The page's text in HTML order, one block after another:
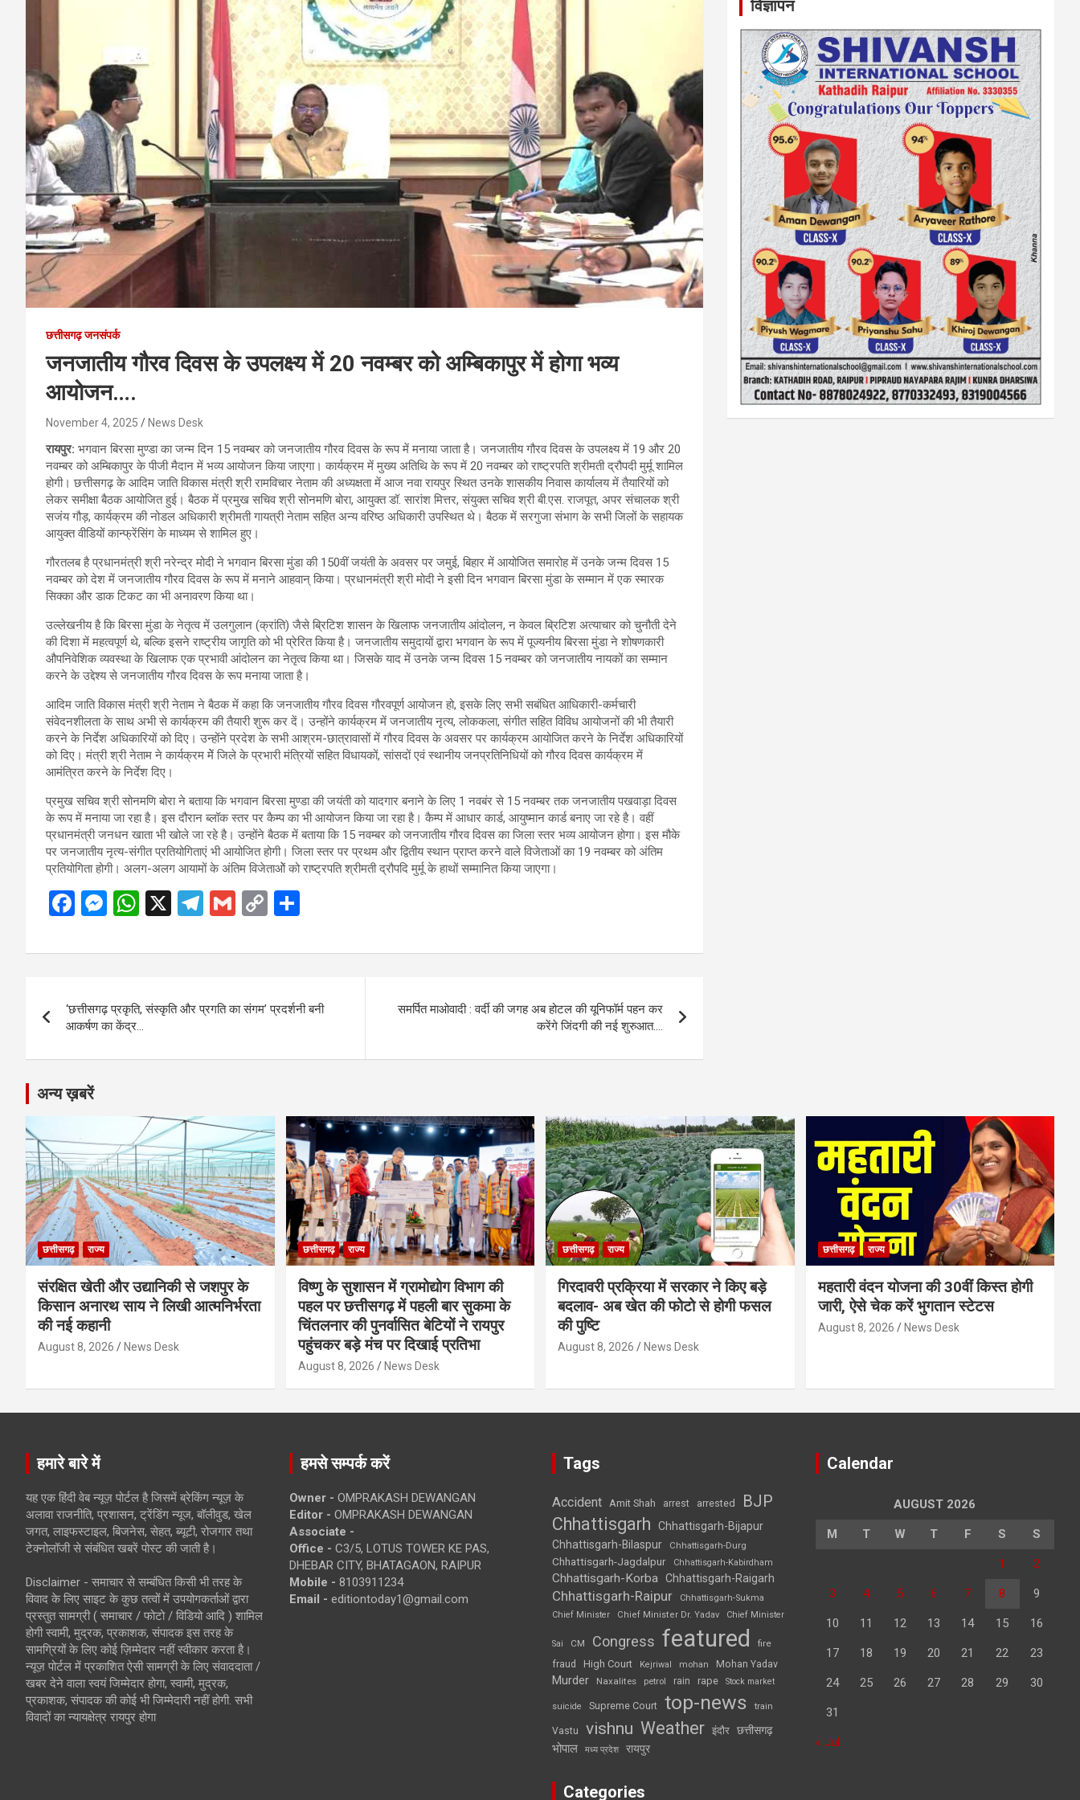
छत्तीसगढ़ जनसंपर्क
जनजातीय गौरव दिवस के उपलक्ष्य में 20 नवम्बर को अम्बिकापुर में होगा भव्य
आयोजन….
November 4, 2025 News Desk
रायपुर: भगवान बिरसा मुण्डा का जन्म दिन 15 नवम्बर को जनजातीय गौरव दिवस के रूप में मनाया जाता है। जनजातीय गौरव दिवस के उपलक्ष्य में 19 और 20
नवम्बर को अम्बिकापुर के पीजी मैदान में भव्य आयोजन किया जाएगा। कार्यक्रम में मुख्य अतिथि के रूप में 20 नवम्बर को राष्ट्रपति श्रीमती द्रौपदी मुर्मू शामिल
होगी। छत्तीसगढ़ के आदिम जाति विकास मंत्री श्री रामविचार नेताम की अध्यक्षता में आज नवा रायपुर स्थित उनके शासकीय निवास कार्यालय में तैयारियों को
लेकर समीक्षा बैठक आयोजित हुई। बैठक में प्रमुख सचिव श्री सोनमणि बोरा, आयुक्त डॉ. सारांश मित्तर, संयुक्त सचिव श्री बी.एस. राजपूत, अपर संचालक श्री
सजंय गौड़, कार्यक्रम की नोडल अधिकारी श्रीमती गायत्री नेताम सहित अन्य वरिष्ठ अधिकारी उपस्थित थे। बैठक में सरगुजा संभाग के सभी जिलों के सहायक
आयुक्त वीडियों कान्फ्रेंसिंग के माध्यम से शामिल हुए।
गौरतलब है प्रधानमंत्री श्री नरेन्द्र मोदी ने भगवान बिरसा मुंडा की 150वीं जयंती के अवसर पर जमुई, बिहार में आयोजित समारोह में उनके जन्म दिवस 15
नवम्बर को देश में जनजातीय गौरव दिवस के रूप में मनाने आहवान् किया। प्रधानमंत्री श्री मोदी ने इसी दिन भगवान बिरसा मुंडा के सम्मान में एक स्मारक
सिक्का और डाक टिकट का भी अनावरण किया था।
उल्लेखनीय है कि बिरसा मुंडा के नेतृत्व में उलगुलान (क्रांति) जैसे ब्रिटिश शासन के खिलाफ जनजातीय आंदोलन, न केवल ब्रिटिश अत्याचार को चुनौती देने
की दिशा में महत्वपूर्ण थे, बल्कि इसने राष्ट्रीय जागृति को भी प्रेरित किया है। जनजातीय समुदायों द्वारा भगवान के रूप में पूज्यनीय बिरसा मुंडा ने शोषणकारी
औपनिवेशिक व्यवस्था के खिलाफ एक प्रभावी आंदोलन का नेतृत्व किया था। जिसके याद में उनके जन्म दिवस 15 नवम्बर को जनजातीय नायकों का सम्मान
करने के उद्देश्य से जनजातीय गौरव दिवस के रूप मनाया जाता है।
आदिम जाति विकास मंत्री श्री नेताम ने बैठक में कहा कि जनजातीय गौरव दिवस गौरवपूर्ण आयोजन हो, इसके लिए सभी सबंधित आधिकारी-कर्मचारी
संवेदनशीलता के साथ अभी से कार्यक्रम की तैयारी शुरू कर दें। उन्होंने कार्यक्रम में जनजातीय नृत्य, लोककला, संगीत सहित विविध आयोजनों की भी तैयारी
करने के निर्देश अधिकारियों को दिए। उन्होंने प्रदेश के सभी आश्रम-छात्रावासों में गौरव दिवस के अवसर पर कार्यक्रम आयोजित करने के निर्देश अधिकारियों
को दिए। मंत्री श्री नेताम ने कार्यक्रम मेें जिले के प्रभारी मंत्रियों सहित विधायकों, सांसदों एवं स्थानीय जनप्रतिनिधियों को गौरव दिवस कार्यक्रम में
आमंत्रित करने के निर्देश दिए।
प्रमुख सचिव श्री सोनमणि बोरा ने बताया कि भगवान बिरसा मुण्डा की जयंती को यादगार बनाने के लिए 1 नवबंर से 15 नवम्बर तक जनजातीय पखवाड़ा दिवस
के रूप में मनाया जा रहा है। इस दौरान ब्लॉक स्तर पर कैम्प का भी आयोजन किया जा रहा है। कैम्प में आधार कार्ड, आयुष्मान कार्ड बनाए जा रहे है। वहीं
प्रधानमंत्री जनधन खाता भी खोले जा रहे है। उन्होंने बैठक में बताया कि 15 नवम्बर को जनजातीय गौरव दिवस का जिला स्तर भव्य आयोजन होगा। इस मौके
पर जनजातीय नृत्य-संगीत प्रतियोगिताएं भी आयोजित होगी। जिला स्तर पर प्रथम और द्वितीय स्थान प्राप्त करने वाले विजेताओं का 19 नवम्बर को अंतिम
प्रतियोगिता होगी। अलग-अलग आयामों के अंतिम विजेताओें को राष्ट्रपति श्रीमती द्रौपदि मुर्मू के हाथों सम्मानित किया जाएगा।
F
ce
o
o
k
M
se
g
er
W
at
A
p
p
X
T
e
a
G
ail
C
py
n
ar
navigation
‘छत्तीसगढ़ प्रकृति, संस्कृति और प्रगति का संगम’ प्रदर्शनी बनी
आकर्षण का केंद्र…
समर्पित माओवादी : वर्दी की जगह अब होटल की यूनिफॉर्म पहन कर
करेंगे जिंदगी की नई शुरुआत….
विज्ञापन
अन्य ख़बरें
छत्तीसगढ़ राज्य
संरक्षित खेती और उद्यानिकी से जशपुर के
किसान अनारथ साय ने लिखी आत्मनिर्भरता
की नई कहानी
August 8, 2026 News Desk
छत्तीसगढ़ राज्य
विष्णु के सुशासन में ग्रामोद्योग विभाग की
पहल पर छत्तीसगढ़ में पहली बार सुकमा के
चिंतलनार की पुनर्वासित बेटियों ने रायपुर
पहुंचकर बड़े मंच पर दिखाई प्रतिभा
August 8, 2026 News Desk
छत्तीसगढ़ राज्य
गिरदावरी प्रक्रिया में सरकार ने किए बड़े
बदलाव- अब खेत की फोटो से होगी फसल
की पुष्टि
August 8, 2026 News Desk
छत्तीसगढ़ राज्य
महतारी वंदन योजना की 30वीं किस्त होगी
जारी, ऐसे चेक करें भुगतान स्टेटस
August 8, 2026 News Desk
हमारे बारे में
यह एक हिंदी वेब न्यूज़ पोर्टल है जिसमें ब्रेकिंग न्यूज़ के
अलावा राजनीति, प्रशासन, ट्रेंडिंग न्यूज, बॉलीवुड, खेल
जगत, लाइफस्टाइल, बिजनेस, सेहत, ब्यूटी, रोजगार तथा
टेक्नोलॉजी से संबंधित खबरें पोस्ट की जाती है।
Disclaimer - समाचार से सम्बंधित किसी भी तरह के
विवाद के लिए साइट के कुछ तत्वों में उपयोगकर्ताओं द्वारा
प्रस्तुत सामग्री ( समाचार / फोटो / विडियो आदि ) शामिल
होगी स्वामी, मुद्रक, प्रकाशक, संपादक इस तरह के
सामग्रियों के लिए कोई ज़िम्मेदार नहीं स्वीकार करता है।
न्यूज़ पोर्टल में प्रकाशित ऐसी सामग्री के लिए संवाददाता /
खबर देने वाला स्वयं जिम्मेदार होगा, स्वामी, मुद्रक,
प्रकाशक, संपादक की कोई भी जिम्मेदारी नहीं होगी. सभी
विवादों का न्यायक्षेत्र रायपुर होगा
हमसे सम्पर्क करें
Owner - OMPRAKASH DEWANGAN
Editor - OMPRAKASH DEWANGAN
Associate -
Office - C3/5, LOTUS TOWER KE PAS,
DHEBAR CITY, BHATAGAON, RAIPUR
Mobile - 8103911234
Email - editiontoday1@gmail.com
Tags
Accident Amit Shah arrest arrested BJP
Chhattisgarh
Chhattisgarh-Bijapur
Chhattisgarh-Bilaspur
Chhattisgarh-Durg
Chhattisgarh-Jagdalpur Chhattisgarh-Kabirdham
Chhattisgarh-Korba Chhattisgarh-Raigarh
Chhattisgarh-Raipur
Chhattisgarh-Sukma
Chief Minister
Chief Minister Dr. Yadav Chief Minister
Sai CM Congress featured
fire
fraud
High Court Kejriwal mohan Mohan Yadav
Murder Naxalites petrol rain rape Stock market
suicide Supreme Court top-news train
Vastu vishnu Weather इंदौर छत्तीसगढ़
भोपाल मध्य प्रदेश रायपुर
Categories
Calendar
AUGUST 2026
M T W T F S S
1 2
3 4 5 6 7 8 9
10 11 12 13 14 15 16
17 18 19 20 21 22 23
24 25 26 27 28 29 30
31
« Jul